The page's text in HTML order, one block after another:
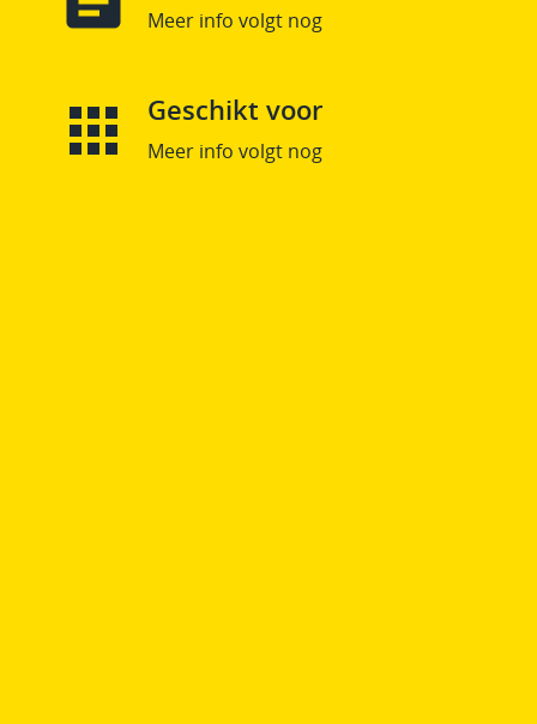
Meer info volgt nog
Geschikt voor
Meer info volgt nog